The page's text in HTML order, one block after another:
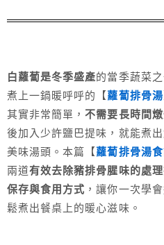
白蘿蔔是冬季盛產的當季蔬菜
煮上一鍋暖呼呼的【蘿蔔排骨湯
其實非常簡單，不需要長時間
後加入少許鹽巴提味，就能煮
美味湯頭。本篇【蘿蔔排骨湯
兩道有效去除豬排骨腥味的處
保存與食用方式 ，讓你一次學
鬆煮出餐桌上的暖心滋味。